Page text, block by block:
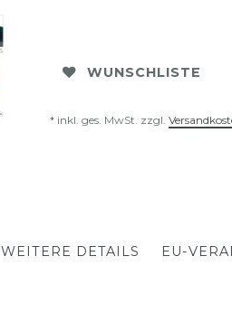
WUNSCHLISTE
* inkl. ges. MwSt. zzgl.
WEITERE DETAILS EU-